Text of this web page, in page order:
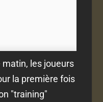
matin, les joueurs
la première fois
"training"